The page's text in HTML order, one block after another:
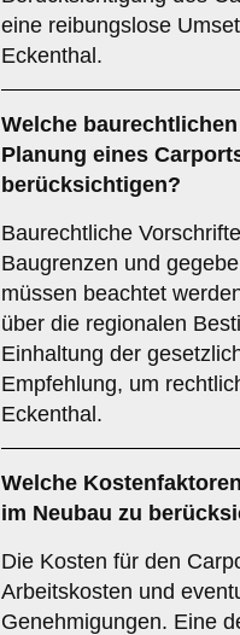
eine reibungslose
Eckenthal.
Welche
Planung eines
berücksichtigen?
Baurechtliche
Baugrenzen und
müssen beachtet
über die regionalen
Einhaltung der
Empfehlung, um
Eckenthal.
Welche
im Neubau zu
Die Kosten für den
Arbeitskosten und
Genehmigungen. Eine